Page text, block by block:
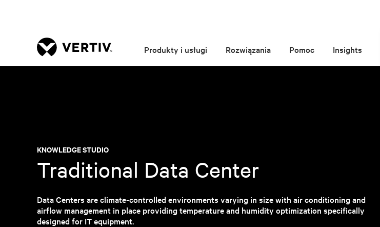
Produkty i usługi Rozwiązania Pomoc Insights
KNOWLEDGE STUDIO
Traditional Data Center
Data Centers are climate-controlled environments varying in size with air conditioning and
airflow management in place providing temperature and humidity optimization specifically
designed for IT equipment.